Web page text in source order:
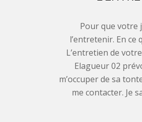
Pour que votre
l’entretenir. En
L’entretien de
Elagueur 02
m’occuper de sa
me contacter. Je